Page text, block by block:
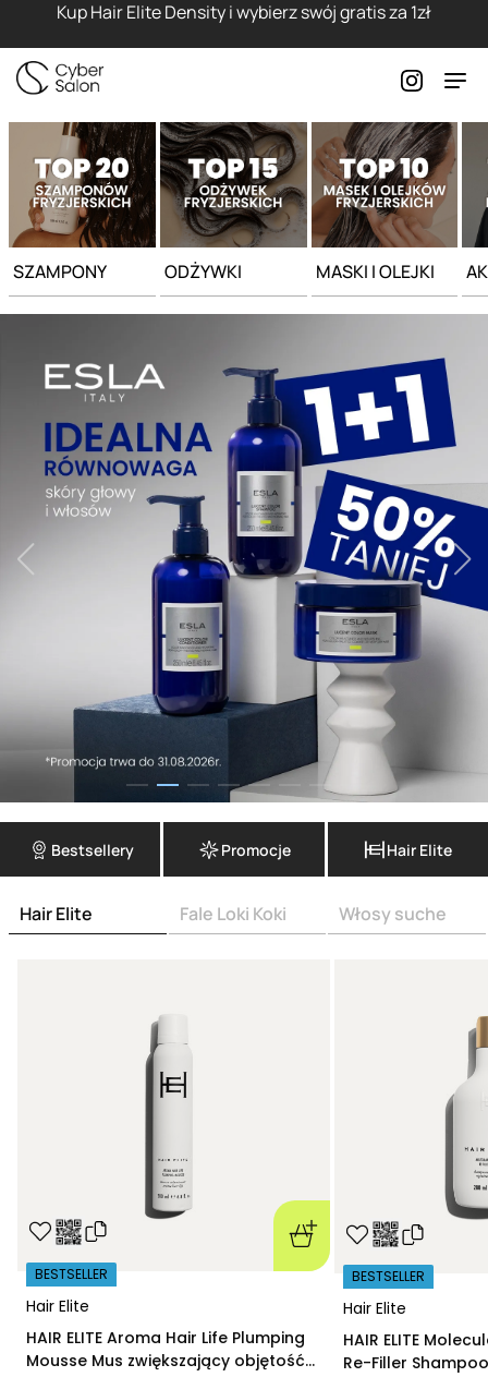
Kup Hair Elite Density i wybierz swój gratis za 1zł
SZAMPONY ODŻYWKI MASKI I OLEJKI
Bestsellery Promocje Hair Elite
Hair Elite Fale Loki Koki Włosy suche
Hair Elite
BESTSELLER
HAIR ELITE Aroma Hair Life Plumping
Mousse Mus zwiększający objętość
Hair Elite
BESTSELLER
HAIR ELITE
Re-Filler
Strona główna - Cyber Salon